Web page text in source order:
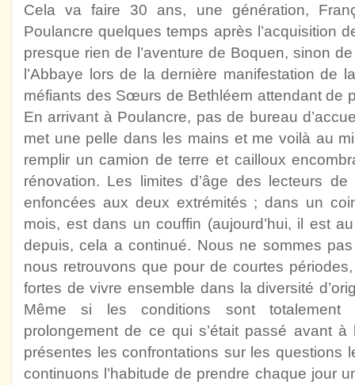
Cela va faire 30 ans, une génération,
Poulancre quelques temps après l’acquisition
presque rien de l’aventure de Boquen, sinon
l’Abbaye lors de la dernière manifestation de
méfiants des Sœurs de Bethléem attendant de
En arrivant à Poulancre, pas de bureau
met une pelle dans les mains et me voilà au
remplir un camion de terre et cailloux
rénovation. Les limites d’âge des lecteurs
enfoncées aux deux extrémités ; dans un
mois, est dans un couffin (aujourd’hui, il est
depuis, cela a continué. Nous ne sommes
nous retrouvons que pour de courtes
fortes de vivre ensemble dans la diversité
Même si les conditions sont totalement
prolongement de ce qui s’était passé avant à
présentes les confrontations sur les questions
continuons l’habitude de prendre chaque jour